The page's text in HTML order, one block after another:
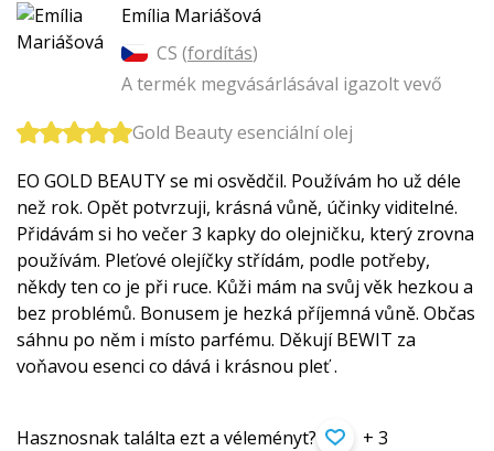
Emília Mariášová
CS (fordítás)
A termék megvásárlásával igazolt vevő
Gold Beauty esenciální olej
EO GOLD BEAUTY se mi osvědčil. Používám ho už déle
než rok. Opět potvrzuji, krásná vůně, účinky viditelné.
Přidávám si ho večer 3 kapky do olejničku, který zrovna
používám. Pleťové olejíčky střídám, podle potřeby,
někdy ten co je při ruce. Kůži mám na svůj věk hezkou a
bez problémů. Bonusem je hezká příjemná vůně. Občas
sáhnu po něm i místo parfému. Děkují BEWIT za
voňavou esenci co dává i krásnou pleť .
Hasznosnak találta ezt a véleményt? + 3